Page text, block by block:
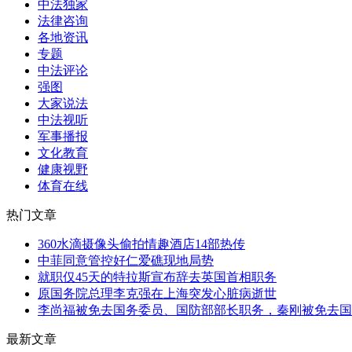
中法独家
法律咨询
各地资讯
专题
中法评论
强图
大家说法
中法视听
军事播报
文化教育
健康视野
体育在线
热门文章
360水滴摄像头偷拍情趣酒店14部热传
中菲同意管控好仁爱礁现地局势
就职仅45天的特拉斯宣布辞去英国首相职务
原国务院总理李克强在上海突发心脏病逝世
李尚福被免去国务委员、国防部部长职务，秦刚被免去
最新文章